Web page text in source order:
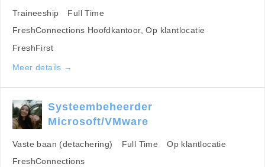
Traineeship
Full Time
FreshConnections Hoofdkantoor Op klantlocatie
FreshFirst
Meer details
Systeembeheerder
Microsoft/VMware
Vaste baan (detachering) Full Time
Op klantlocatie
FreshConnections